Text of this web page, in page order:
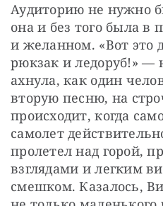
Аудиторию не нужно
она и без того была в
и желанном. «Вот
рюкзак и ледоруб!» —
ахнула, как один
вторую песню, на
происходит, когда
самолет
пролетел над горой,
взглядами и легким
смешком. Казалось,